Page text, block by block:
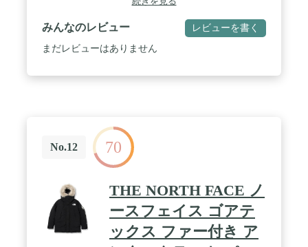
みんなのレビュー レビューを書く
まだレビューはありません
No.12 70
THE NORTH FACE ノ
ースフェイス ゴアテ
ックス ファー付き ア